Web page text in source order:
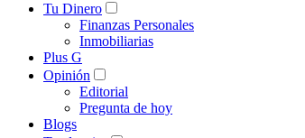
Tu Dinero
Finanzas Personales
Inmobiliarias
Plus G
Opinión
Editorial
Pregunta de hoy
Blogs